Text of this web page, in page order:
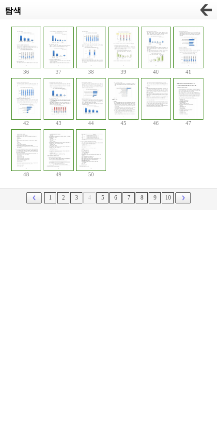
탐색
36 37 38 39 40 41
42 43 44 45 46 47
48 49 50
1 2 3 4 5 6 7 8 9 10